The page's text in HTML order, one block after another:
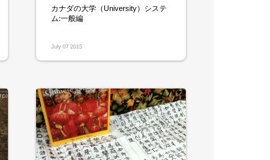
カナダの大学（University）システ
ム:一般編
July 07 2015